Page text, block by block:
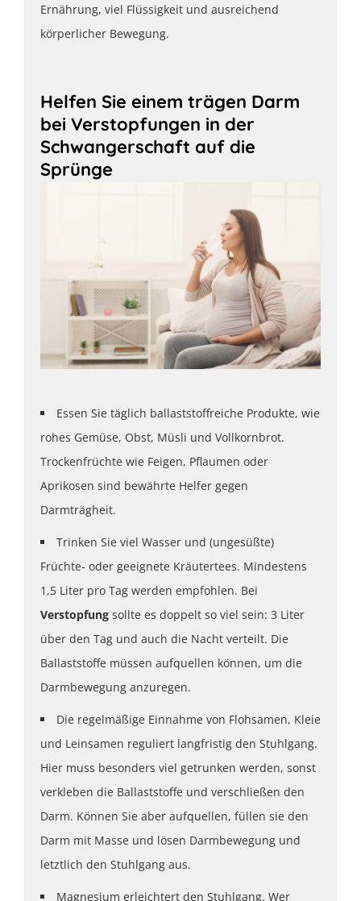
Ernährung, viel Flüssigkeit und ausreichend
körperlicher Bewegung.
Helfen Sie einem trägen Darm
bei Verstopfungen in der
Schwangerschaft auf die
Sprünge
Essen Sie täglich ballaststoffreiche Produkte, wie
rohes Gemüse, Obst, Müsli und Vollkornbrot.
Trockenfrüchte wie Feigen, Pflaumen oder
Aprikosen sind bewährte Helfer gegen
Darmträgheit.
Trinken Sie viel Wasser und (ungesüßte)
Früchte- oder geeignete Kräutertees. Mindestens
1,5 Liter pro Tag werden empfohlen. Bei
Verstopfung sollte es doppelt so viel sein: 3 Liter
über den Tag und auch die Nacht verteilt. Die
Ballaststoffe müssen aufquellen können, um die
Darmbewegung anzuregen.
Die regelmäßige Einnahme von Flohsamen, Kleie
und Leinsamen reguliert langfristig den Stuhlgang.
Hier muss besonders viel getrunken werden, sonst
verkleben die Ballaststoffe und verschließen den
Darm. Können Sie aber aufquellen, füllen sie den
Darm mit Masse und lösen Darmbewegung und
letztlich den Stuhlgang aus.
Magnesium erleichtert den Stuhlgang. Wer